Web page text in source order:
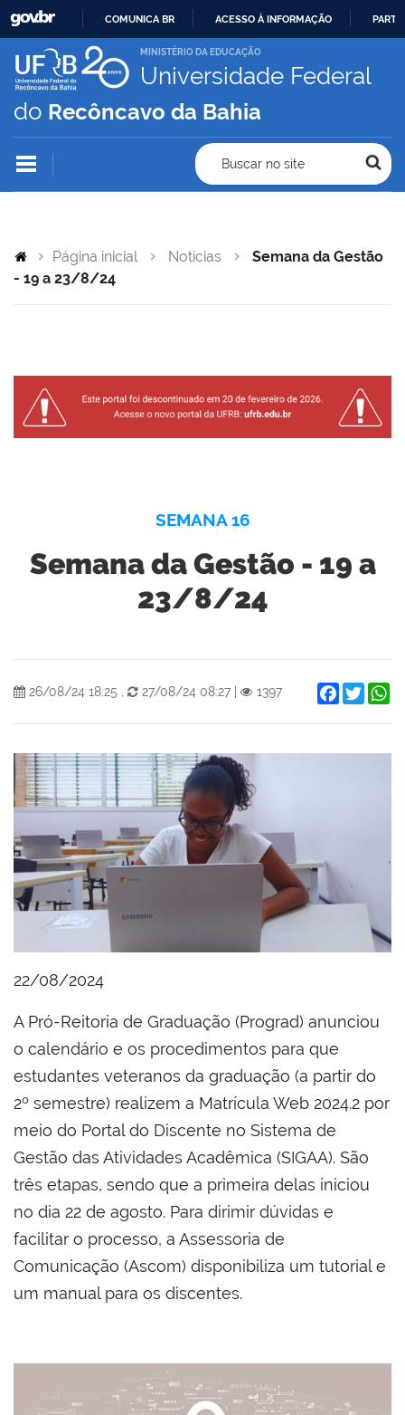
IR
PARA
CONTEÚDO
COMUNICA BR ACESSO À INFORMAÇÃO
MINISTÉRIO DA EDUCAÇÃO
Universidade Federal
do Recôncavo da Bahia
Buscar no site
Página inicial Notícias
Semana da Gestão
- 19 a 23/8/24
SEMANA 16
Semana da Gestão - 19 a
23/8/24
26/08/24 18:25 , 27/08/24 08:27 1397 Facebook
Twitter
22/08/2024
A Pró-Reitoria de Graduação (Prograd) anunciou
o calendário e os procedimentos para que
estudantes veteranos da graduação (a partir do
2º semestre) realizem a Matrícula Web 2024.2 por
meio do Portal do Discente no Sistema de
Gestão das Atividades Acadêmica (SIGAA). São
três etapas, sendo que a primeira delas iniciou
no dia 22 de agosto. Para dirimir dúvidas e
facilitar o processo, a Assessoria de
Comunicação (Ascom) disponibiliza um tutorial e
um manual para os discentes.